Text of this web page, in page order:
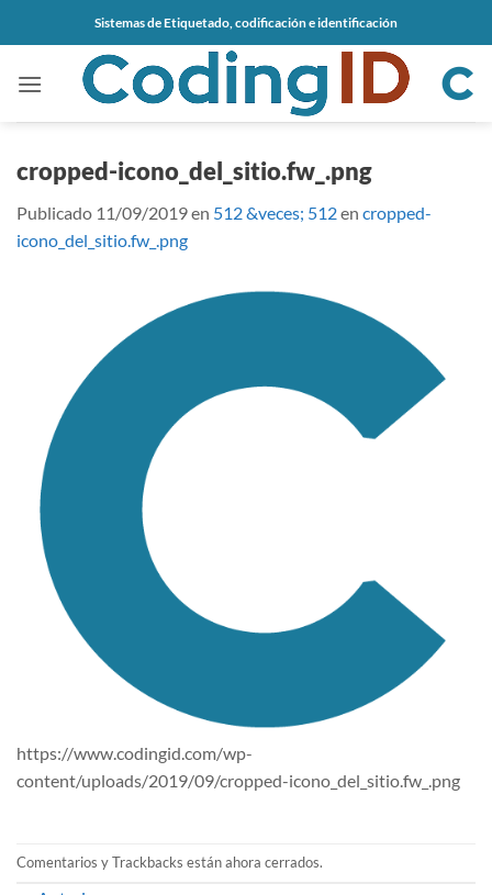
al
Sistemas de Etiquetado, codificación e identificación
cropped-icono_del_sitio.fw_.png
Publicado 11/09/2019en 512 &veces; 512en cropped-
icono_del_sitio.fw_.png
https://www.codingid.com/wp-
content/uploads/2019/09/cropped-icono_del_sitio.fw_.png
Comentarios y Trackbacks están ahora cerrados.